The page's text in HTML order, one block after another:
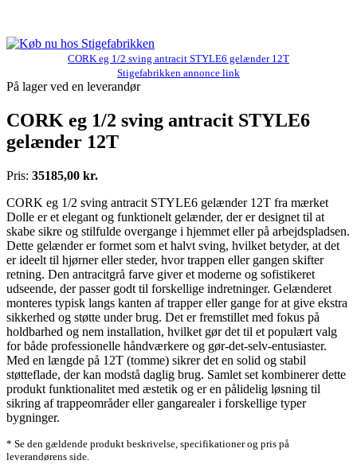
CORK eg 1/2 sving antracit STYLE6 gelænder 12T
Stigefabrikken annonce link
På lager ved en leverandør
CORK eg 1/2 sving antracit STYLE6
gelænder 12T
Pris: 35185,00 kr.
CORK eg 1/2 sving antracit STYLE6 gelænder 12T fra mærket
Dolle er et elegant og funktionelt gelænder, der er designet til at
skabe sikre og stilfulde overgange i hjemmet eller på arbejdspladsen.
Dette gelænder er formet som et halvt sving, hvilket betyder, at det
er ideelt til hjørner eller steder, hvor trappen eller gangen skifter
retning. Den antracitgrå farve giver et moderne og sofistikeret
udseende, der passer godt til forskellige indretninger. Gelænderet
monteres typisk langs kanten af trapper eller gange for at give ekstra
sikkerhed og støtte under brug. Det er fremstillet med fokus på
holdbarhed og nem installation, hvilket gør det til et populært valg
for både professionelle håndværkere og gør-det-selv-entusiaster.
Med en længde på 12T (tomme) sikrer det en solid og stabil
støtteflade, der kan modstå daglig brug. Samlet set kombinerer dette
produkt funktionalitet med æstetik og er en pålidelig løsning til
sikring af trappeområder eller gangarealer i forskellige typer
bygninger.
* Se den gældende produkt beskrivelse, specifikationer og pris på
leverandørens side.